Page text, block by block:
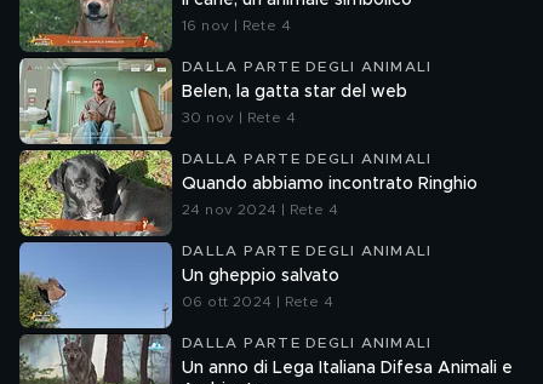
16 nov | Rete 4
DALLA PARTE DEGLI ANIMALI
Belen, la gatta star del web
30 nov | Rete 4
DALLA PARTE DEGLI ANIMALI
Quando abbiamo incontrato Ringhio
24 nov 2024 | Rete 4
DALLA PARTE DEGLI ANIMALI
Un gheppio salvato
06 ott 2024 | Rete 4
DALLA PARTE DEGLI ANIMALI
Un anno di Lega Italiana Difesa Animali e